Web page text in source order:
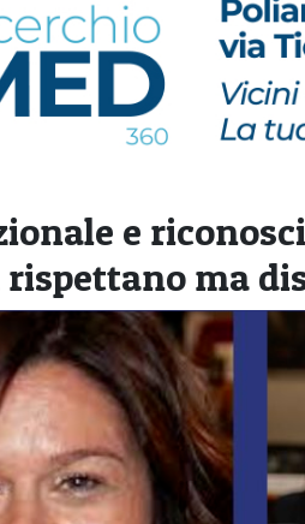
e
rispettano ma